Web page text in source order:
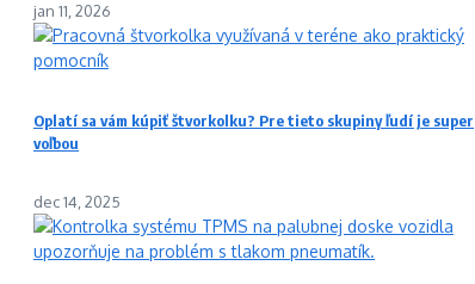
jan 11, 2026
Oplatí sa vám kúpiť štvorkolku? Pre tieto skupiny ľudí je super
voľbou
dec 14, 2025